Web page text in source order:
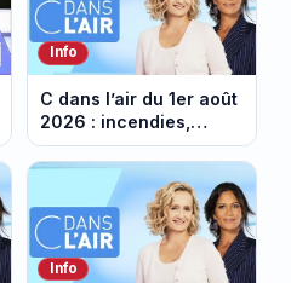
Info
C dans l’air du 1er août
2026 : incendies,
canicule, pouvoir
d’achat... un été 2026
sous tension
Info